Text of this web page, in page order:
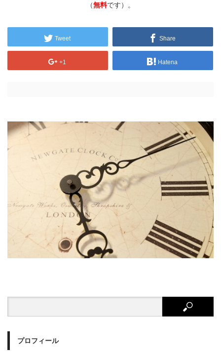
（無料です）。
Tweet Share
+1 Hatena
プロフィール